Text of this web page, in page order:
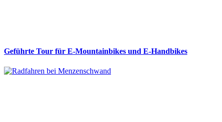
Geführte Tour für E-Mountainbikes und E-Handbikes